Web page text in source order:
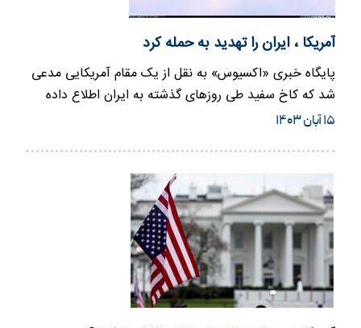
آمریکا ، ایران را تهدید به حمله کرد
پایگاه خبری «اکسیوس» به نقل از یک مقام آمریکایی مدعی
شد که کاخ سفید طی روزهای گذشته به ایران اطلاع‌ داده
است که در…
۱۵ آبان ۱۴۰۳